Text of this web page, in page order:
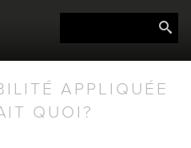
APPLIQUÉE
QUOI?